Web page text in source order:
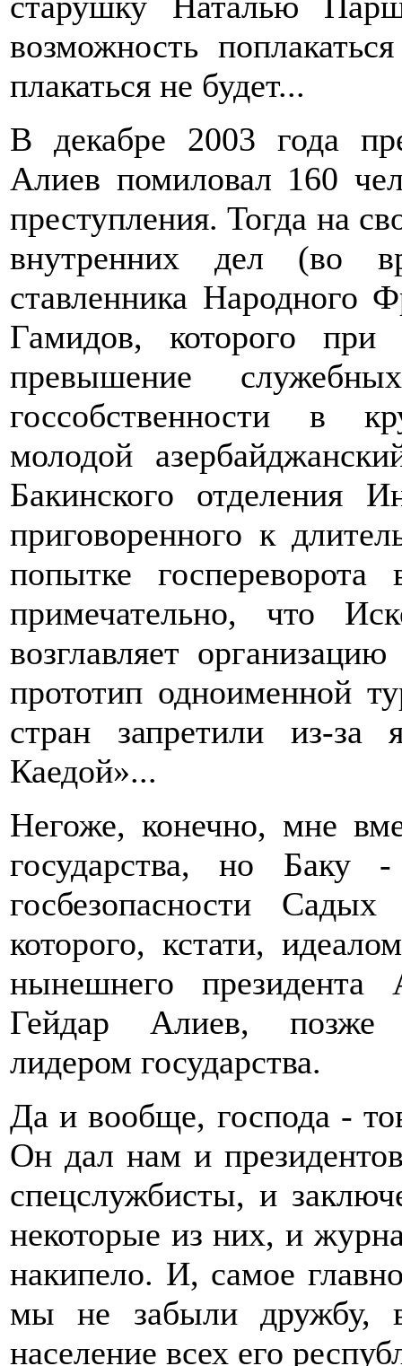
возможность
плакаться не будет...
В декабре 2003 года
Алиев помиловал 160
преступления. Тогда на
внутренних дел (во
ставленника Народного
Гамидов, которого
превышение
госсобственности в
молодой
Бакинского отделения
приговоренного к
попытке
примечательно, что
возглавляет
прототип одноименной
стран запретили из-
Каедой»...
Негоже, конечно, мне
государства, но
госбезопасности
которого, кстати,
нынешнего
Гейдар Алиев, позже
лидером государства.
Да и вообще, господа -
Он дал нам и
спецслужбисты, и
некоторые из них, и
накипело. И, самое
мы не забыли дружбу,
население всех его